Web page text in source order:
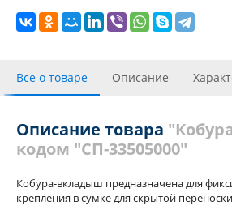
Все о товаре Описание
Описание товара
кодом "СП-33505000"
Кобура-вкладыш предназначена для
крепления в сумке для скрытой